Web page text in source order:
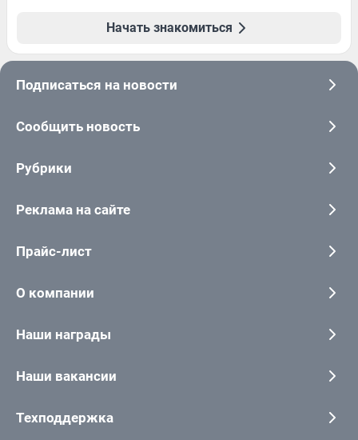
Начать знакомиться
Подписаться на новости
Сообщить новость
Рубрики
Реклама на сайте
Прайс-лист
О компании
Наши награды
Наши вакансии
Техподдержка